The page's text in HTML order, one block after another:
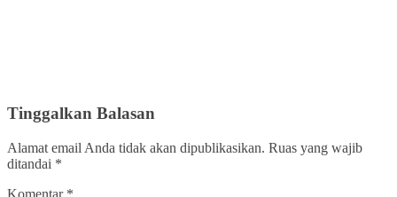
Tinggalkan Balasan
Alamat email Anda tidak akan dipublikasikan. Ruas yang wajib
ditandai *